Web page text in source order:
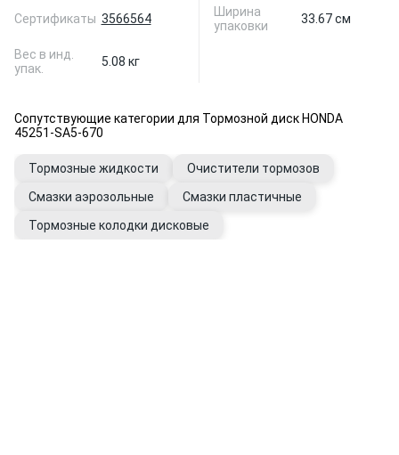
Сертификаты 3566564
Вес в инд.
упак.
5.08 кг
Ширина
упаковки
33.67 см
Сопутствующие категории для Тормозной диск HONDA
45251-SA5-670
Тормозные жидкости
Очистители тормозов
Смазки аэрозольные
Смазки пластичные
Тормозные колодки дисковые